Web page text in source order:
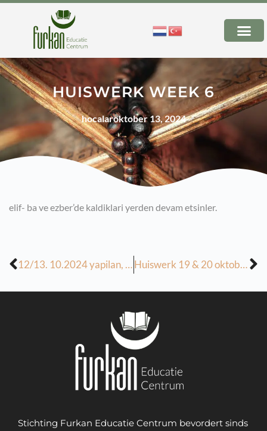
HUISWERK WEEK 6
hocalaroktober 13, 2024
elif- ba ve ezber’de kaldiklari yerden devam etsinler.
12/13. 10.2024 yapilan, 19,20/ 10-2024 tarihinde yapilacak derslerin odevi Huiswerk 19 & 20 oktober 2024
Stichting Furkan Educatie Centrum bevordert sinds